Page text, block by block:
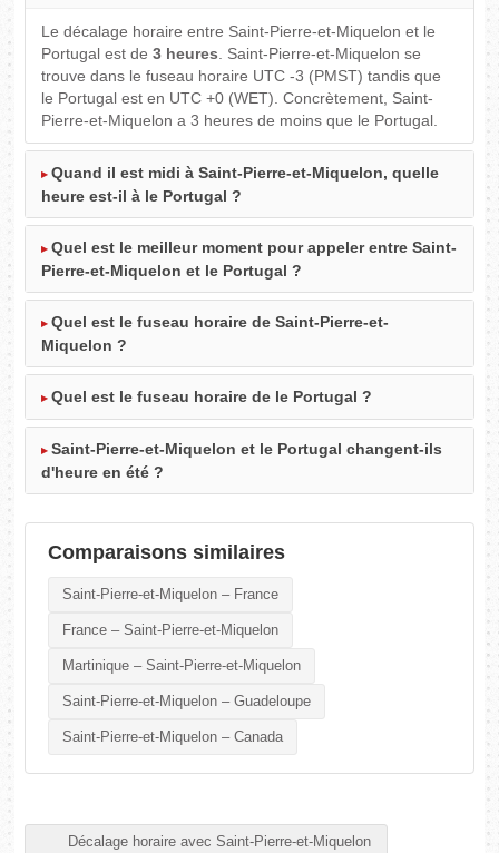
Le décalage horaire entre Saint-Pierre-et-Miquelon et le
Portugal est de3 heures. Saint-Pierre-et-Miquelon se
trouve dans le fuseau horaire UTC -3 (PMST) tandis que
le Portugal est en UTC +0 (WET). Concrètement, Saint-
Pierre-et-Miquelon a 3 heures de moins que le Portugal.
Quand il est midi à Saint-Pierre-et-Miquelon, quelle
heure est-il à le Portugal ?
Quel est le meilleur moment pour appeler entre Saint-
Pierre-et-Miquelon et le Portugal ?
Quel est le fuseau horaire de Saint-Pierre-et-
Miquelon ?
Quel est le fuseau horaire de le Portugal ?
Saint-Pierre-et-Miquelon et le Portugal changent-ils
d'heure en été ?
Comparaisons similaires
Saint-Pierre-et-Miquelon – France
France – Saint-Pierre-et-Miquelon
Martinique – Saint-Pierre-et-Miquelon
Saint-Pierre-et-Miquelon – Guadeloupe
Saint-Pierre-et-Miquelon – Canada
Décalage horaire avec Saint-Pierre-et-Miquelon